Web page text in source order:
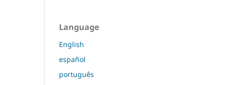
Language
English
español
português